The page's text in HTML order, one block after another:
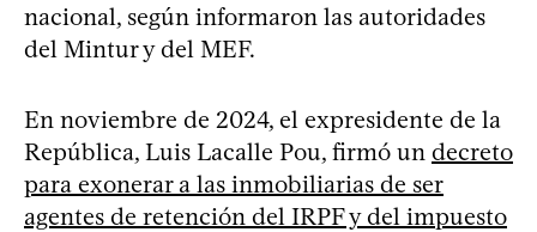
nacional, según informaron las autoridades
del Mintur y del MEF.
En noviembre de 2024, el expresidente de la
República, Luis Lacalle Pou, firmó un decreto
para exonerar a las inmobiliarias de ser
agentes de retención del IRPF y del impuesto